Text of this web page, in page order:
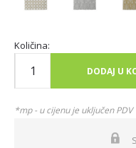
Količina:
DODAJ U
*mp - u cijenu je uključen PDV